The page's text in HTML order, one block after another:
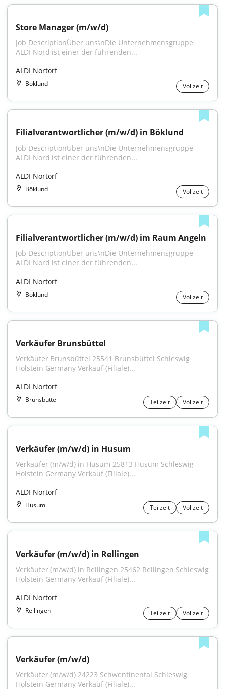
Store Manager (m/w/d)
Job DescriptionÜber uns\nDie Unternehmensgruppe
ALDI Nord ist einer der führenden...
ALDI Nortorf
Böklund Vollzeit
Filialverantwortlicher (m/w/d) in Böklund
Job DescriptionÜber uns\nDie Unternehmensgruppe
ALDI Nord ist einer der führenden...
ALDI Nortorf
Böklund Vollzeit
Filialverantwortlicher (m/w/d) im Raum Angeln
Job DescriptionÜber uns\nDie Unternehmensgruppe
ALDI Nord ist einer der führenden...
ALDI Nortorf
Böklund Vollzeit
Verkäufer Brunsbüttel
Verkäufer Brunsbüttel 25541 Brunsbüttel Schleswig
Holstein Germany Verkauf (Filiale)...
ALDI Nortorf
Brunsbüttel Teilzeit Vollzeit
Verkäufer (m/w/d) in Husum
Verkäufer (m/w/d) in Husum 25813 Husum Schleswig
Holstein Germany Verkauf (Filiale)...
ALDI Nortorf
Husum Teilzeit Vollzeit
Verkäufer (m/w/d) in Rellingen
Verkäufer (m/w/d) in Rellingen 25462 Rellingen Schleswig
Holstein Germany Verkauf (Filiale)...
ALDI Nortorf
Rellingen Teilzeit Vollzeit
Verkäufer (m/w/d)
Verkäufer (m/w/d) 24223 Schwentinental Schleswig
Holstein Germany Verkauf (Filiale)...